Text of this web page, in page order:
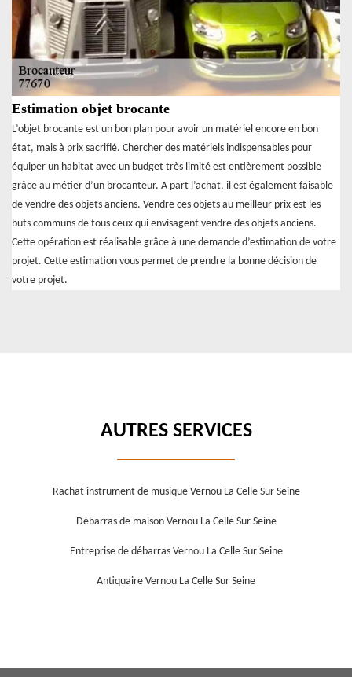
Estimation objet brocante
L’objet brocante est un bon plan pour avoir un matériel encore en bon
état, mais à prix sacrifié. Chercher des matériels indispensables pour
équiper un habitat avec un budget très limité est entièrement possible
grâce au métier d’un brocanteur. A part l’achat, il est également faisable
de vendre des objets anciens. Vendre ces objets au meilleur prix est les
buts communs de tous ceux qui envisagent vendre des objets anciens.
Cette opération est réalisable grâce à une demande d’estimation de votre
projet. Cette estimation vous permet de prendre la bonne décision de
votre projet.
AUTRES SERVICES
Rachat instrument de musique Vernou La Celle Sur Seine
Débarras de maison Vernou La Celle Sur Seine
Entreprise de débarras Vernou La Celle Sur Seine
Antiquaire Vernou La Celle Sur Seine